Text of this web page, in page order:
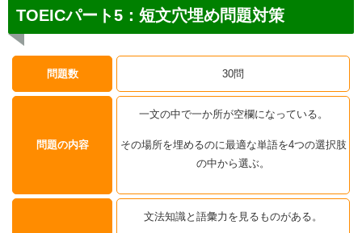
TOEICパート5：短文穴埋め問題対策
問題数 30問
問題の内容
一文の中で一か所が空欄になっている。
その場所を埋めるのに最適な単語を4つの選択肢
の中から選ぶ。
文法知識と語彙力を見るものがある。